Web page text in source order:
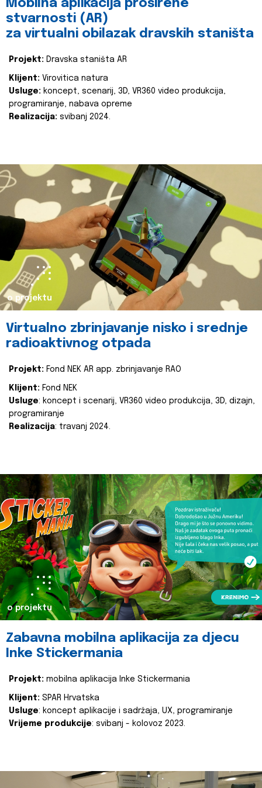
Mobilna aplikacija proširene
stvarnosti (AR)
za virtualni obilazak dravskih staništa
Projekt: Dravska staništa AR
Klijent: Virovitica natura
Usluge: koncept, scenarij, 3D, VR360 video produkcija,
programiranje, nabava opreme
Realizacija: svibanj 2024.
o projektu
Virtualno zbrinjavanje nisko i srednje
radioaktivnog otpada
Projekt: Fond NEK AR app. zbrinjavanje RAO
Klijent: Fond NEK
Usluge: koncept i scenarij, VR360 video produkcija, 3D, dizajn,
programiranje
Realizacija: travanj 2024.
o projektu
Zabavna mobilna aplikacija za djecu
Inke Stickermania
Projekt: mobilna aplikacija Inke Stickermania
Klijent: SPAR Hrvatska
Usluge: koncept aplikacije i sadržaja, UX, programiranje
Vrijeme produkcije: svibanj - kolovoz 2023.